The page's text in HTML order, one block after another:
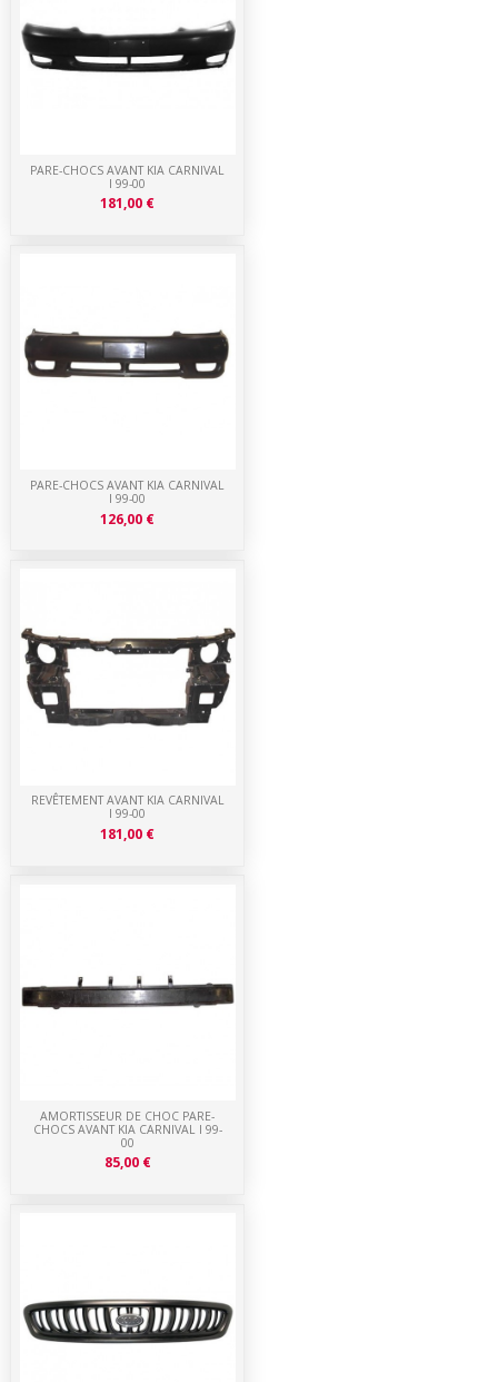
AMORTISSEUR DE CHOC PARE-
CHOCS AVANT KIA CARNIVAL I 99-
00
85,00 €
REVÊTEMENT AVANT KIA CARNIVAL
I 99-00
181,00 €
PARE-CHOCS AVANT KIA CARNIVAL
I 99-00
126,00 €
PARE-CHOCS AVANT KIA CARNIVAL
I 99-00
181,00 €